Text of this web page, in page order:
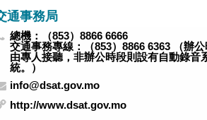
通事務局
總機：（853）8866 6666
交通事務專線：（853）8866 6363 （辦公
由專人接聽，非辦公時段則設有自動錄音
統。）
info@dsat.gov.mo
http://www.dsat.gov.mo